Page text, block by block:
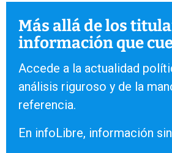
Más allá de los
información que
Accede a la actualidad
análisis riguroso y de la
referencia.
En infoLibre, información